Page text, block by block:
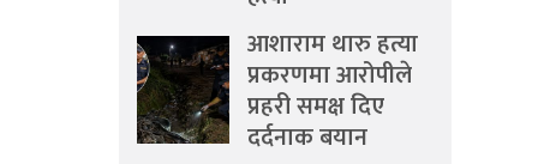
आशाराम थारु हत्या
प्रकरणमा आरोपीले
प्रहरी समक्ष दिए
दर्दनाक बयान